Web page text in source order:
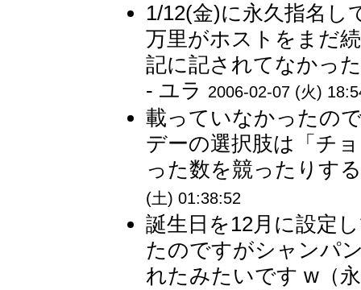
1/12(金)に永久指名
万里がホストをまだ
記に記されてなかっ
- ユラ 2006-02-07 (火)
載っていなかったの
デーの選択肢は「チ
った数を競ったりす
(土) 01:38:52
誕生日を12月に設定
たのですがシャンパ
れたみたいです w（